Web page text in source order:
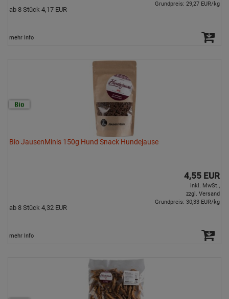
ab 8 Stück 4,17 EUR
Grundpreis: 29,27 EUR/kg
mehr Info
Bio JausenMinis 150g Hund Snack Hundejause
4,55 EUR
inkl. MwSt.,
zzgl. Versand
ab 8 Stück 4,32 EUR
Grundpreis: 30,33 EUR/kg
mehr Info